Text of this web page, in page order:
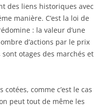
des liens historiques avec
manière. C’est la loi de
: la valeur d’une
d’actions par le prix
otages des marchés et
comme c’est le cas
peut tout de même les